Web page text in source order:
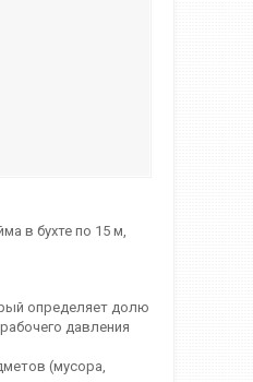
в бухте по 15 м,
определяет долю
давления
(мусора,